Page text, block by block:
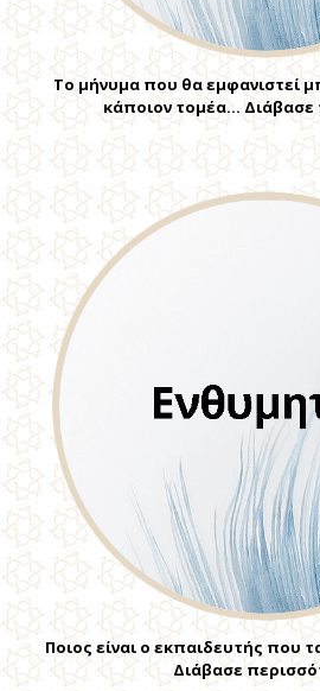
Το μήνυμα που θα εμφανιστεί
κάποιον τομέα… Διάβασε
Ποιος είναι ο εκπαιδευτής που
Διάβασε